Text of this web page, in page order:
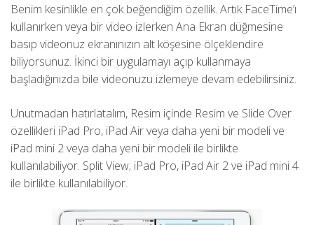
Benim kesinlikle en çok beğendiğim özellik. Artık FaceTime’ı
kullanırken veya bir video izlerken Ana Ekran düğmesine
basıp videonuz ekranınızın alt köşesine ölçeklendire
biliyorsunuz. İkinci bir uygulamayı açıp kullanmaya
başladığınızda bile videonuzu izlemeye devam edebilirsiniz.
Unutmadan hatırlatalım, Resim içinde Resim ve Slide Over
özellikleri iPad Pro, iPad Air veya daha yeni bir modeli ve
iPad mini 2 veya daha yeni bir modeli ile birlikte
kullanılabiliyor. Split View; iPad Pro, iPad Air 2 ve iPad mini 4
ile birlikte kullanılabiliyor.